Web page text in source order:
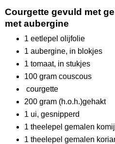
Courgette gevuld met
met aubergine
1 eetlepel olijfolie
1 aubergine, in blokjes
1 tomaat, in stukjes
100 gram couscous
courgette
200 gram (h.o.h.)gehakt
1 ui, gesnipperd
1 theelepel gemalen
1 theelepel gemalen